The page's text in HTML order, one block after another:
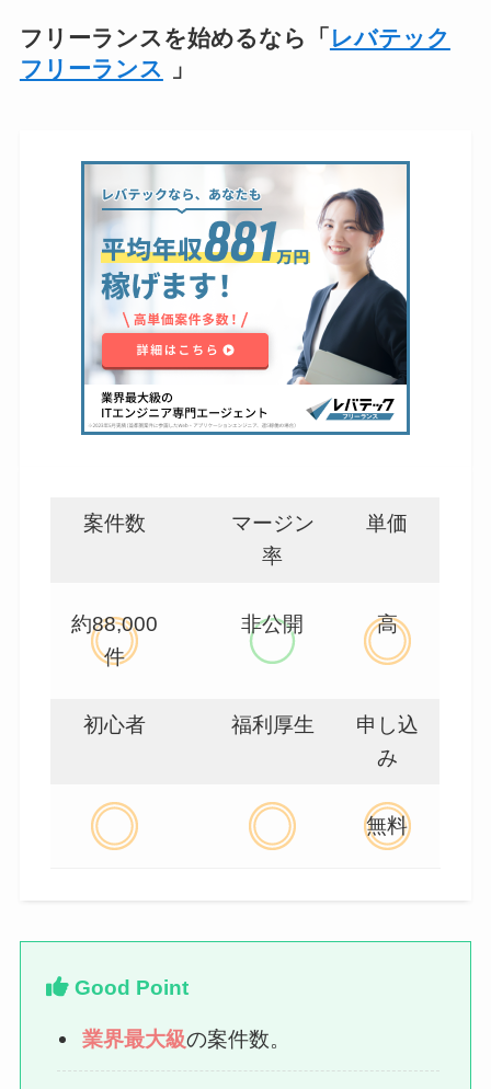
フリーランスを始めるなら「 レバテック
フリーランス
」
案件数
マージン
率
単価
約88,000
件
非公開 高
初心者 福利厚生
申し込
み
無料
Good Point
業界最大級の案件数。